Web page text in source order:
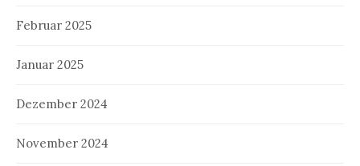
Februar 2025
Januar 2025
Dezember 2024
November 2024